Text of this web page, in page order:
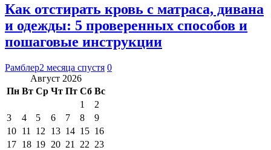
Как отстирать кровь с матраса, дивана
и одежды: 5 проверенных способов и
пошаговые инструкции
Рамблер2 месяца спустя 0
Август 2026
Пн Вт Ср Чт Пт Сб Вс
1
2
3
4 5 6 7 8
9
10 11 12 13 14 15 16
17 18 19 20 21 22 23